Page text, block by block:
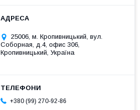
25006, м. Кропивницький, вул.
Соборная, д.4, офис 306,
Кропивницький, Україна
+380 (99) 270-92-86